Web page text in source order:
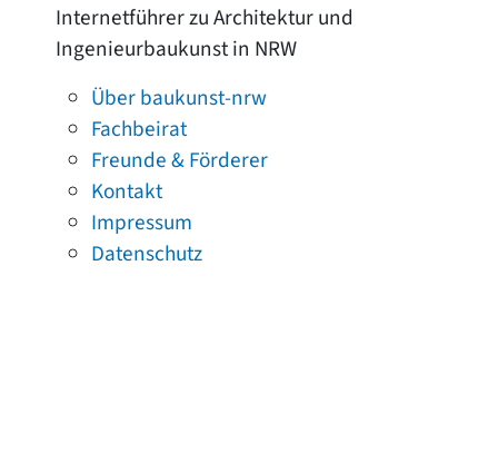
Internetführer zu Architektur und
Ingenieurbaukunst in NRW
Über baukunst-nrw
Fachbeirat
Freunde & Förderer
Kontakt
Impressum
Datenschutz